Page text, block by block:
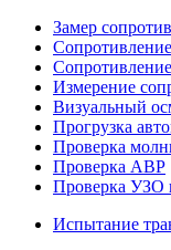
Замер
Измерение
Визуальный
Прогрузка
Проверка
Проверка АВР
Проверка УЗО
Испытание